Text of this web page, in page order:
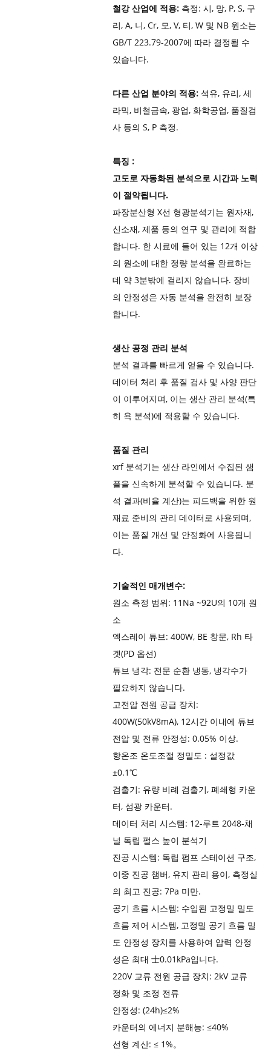
철강 산업에 적용: 측정: 시, 망, P, S, 구
리, A, 니, Cr, 모, V, 티, W 및 NB 원소는
GB/T 223.79-2007에 따라 결정될 수
있습니다.
다른 산업 분야의 적용: 석유, 유리, 세
라믹, 비철금속, 광업, 화학공업, 품질검
사 등의 S, P 측정.
특징 :
고도로 자동화된 분석으로 시간과 노력
이 절약됩니다.
파장분산형 X선 형광분석기는 원자재,
신소재, 제품 등의 연구 및 관리에 적합
합니다. 한 시료에 들어 있는 12개 이상
의 원소에 대한 정량 분석을 완료하는
데 약 3분밖에 걸리지 않습니다. 장비
의 안정성은 자동 분석을 완전히 보장
합니다.
생산 공정 관리 분석
분석 결과를 빠르게 얻을 수 있습니다.
데이터 처리 후 품질 검사 및 사양 판단
이 이루어지며, 이는 생산 관리 분석(특
히 욕 분석)에 적용할 수 있습니다.
품질 관리
xrf 분석기는 생산 라인에서 수집된 샘
플을 신속하게 분석할 수 있습니다. 분
석 결과(비율 계산)는 피드백을 위한 원
재료 준비의 관리 데이터로 사용되며,
이는 품질 개선 및 안정화에 사용됩니
다.
기술적인 매개변수:
원소 측정 범위: 11Na ~92U의 10개 원
소
엑스레이 튜브: 400W, BE 창문, Rh 타
겟(PD 옵션)
튜브 냉각: 전문 순환 냉동, 냉각수가
필요하지 않습니다.
고전압 전원 공급 장치:
400W(50kV8mA), 12시간 이내에 튜브
전압 및 전류 안정성: 0.05% 이상.
항온조 온도조절 정밀도 : 설정값
±0.1℃
검출기: 유량 비례 검출기, 폐쇄형 카운
터, 섬광 카운터.
데이터 처리 시스템: 12-루트 2048-채
널 독립 펄스 높이 분석기
진공 시스템: 독립 펌프 스테이션 구조,
이중 진공 챔버, 유지 관리 용이, 측정실
의 최고 진공: 7Pa 미만.
공기 흐름 시스템: 수입된 고정밀 밀도
흐름 제어 시스템, 고정밀 공기 흐름 밀
도 안정성 장치를 사용하여 압력 안정
성은 최대 士0.01kPa입니다.
220V 교류 전원 공급 장치: 2kV 교류
정화 및 조정 전류
안정성: (24h)≤2%
카운터의 에너지 분해능: ≤40%
선형 계산: ≤ 1%。